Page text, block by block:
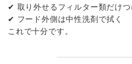
✔ 取り外せるフィルター類だけつ
✔ フード外側は中性洗剤で拭く
これで十分です。